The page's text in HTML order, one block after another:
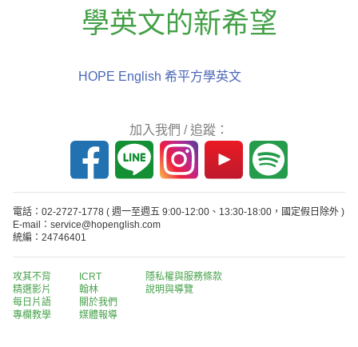
學英文的新希望
HOPE English 希平方學英文
加入我們 / 追蹤：
電話：02-2727-1778 ( 週一至週五 9:00-12:00、13:30-18:00，國定假日除外 )
E-mail：service@hopenglish.com
統編：24746401
攻其不背
精選影片
每日片語
專欄教學
ICRT
翰林
關於我們
媒體報導
隱私權與服務條款
說明與導覽